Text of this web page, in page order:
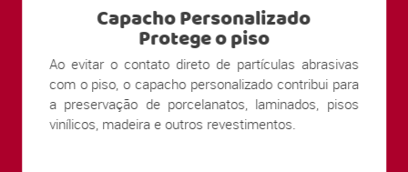
Capacho Personalizado
Protege o piso
Ao evitar o contato direto de partículas abrasivas
com o piso, o capacho personalizado contribui para
a preservação de porcelanatos, laminados, pisos
vinílicos, madeira e outros revestimentos.